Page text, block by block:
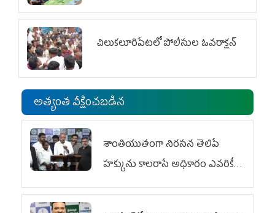
చిలుక‌లూరిపేట‌లో పోలీసుల ఓవ‌రాక్ష‌న్‌
అత్యంత వీక్షించబడిన
శాంతియుతంగా నిరసన తెలిపే
హక్కును కాలరాసే అధికారం ఎవరికీ
లేదు